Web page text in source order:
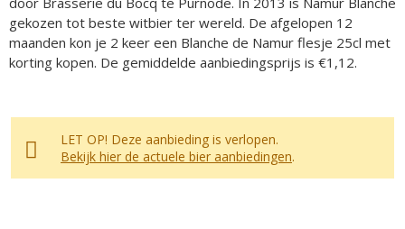
gekozen tot beste witbier ter wereld. De afgelopen 12
maanden kon je 2 keer een Blanche de Namur flesje 25cl met
korting kopen. De gemiddelde aanbiedingsprijs is €1,12.
LET OP! Deze aanbieding is verlopen.
Bekijk hier de actuele bier aanbiedingen.